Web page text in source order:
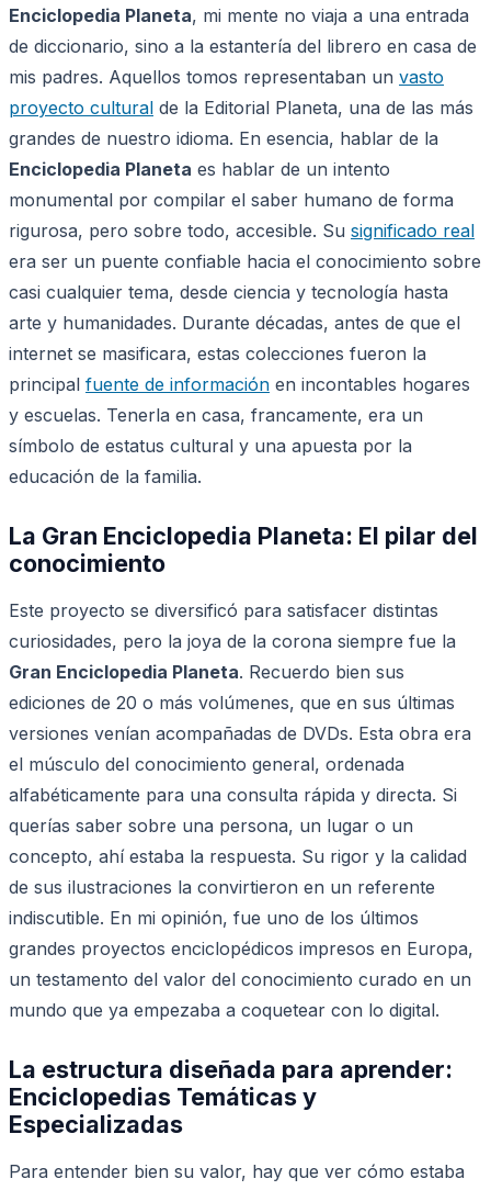
Enciclopedia Planeta, mi mente no viaja a una entrada
de diccionario, sino a la estantería del librero en casa de
mis padres. Aquellos tomos representaban un vasto
proyecto cultural de la Editorial Planeta, una de las más
grandes de nuestro idioma. En esencia, hablar de la
Enciclopedia Planeta es hablar de un intento
monumental por compilar el saber humano de forma
rigurosa, pero sobre todo, accesible. Su significado real
era ser un puente confiable hacia el conocimiento sobre
casi cualquier tema, desde ciencia y tecnología hasta
arte y humanidades. Durante décadas, antes de que el
internet se masificara, estas colecciones fueron la
principal fuente de información en incontables hogares
y escuelas. Tenerla en casa, francamente, era un
símbolo de estatus cultural y una apuesta por la
educación de la familia.
La Gran Enciclopedia Planeta: El pilar del
conocimiento
Este proyecto se diversificó para satisfacer distintas
curiosidades, pero la joya de la corona siempre fue la
Gran Enciclopedia Planeta. Recuerdo bien sus
ediciones de 20 o más volúmenes, que en sus últimas
versiones venían acompañadas de DVDs. Esta obra era
el músculo del conocimiento general, ordenada
alfabéticamente para una consulta rápida y directa. Si
querías saber sobre una persona, un lugar o un
concepto, ahí estaba la respuesta. Su rigor y la calidad
de sus ilustraciones la convirtieron en un referente
indiscutible. En mi opinión, fue uno de los últimos
grandes proyectos enciclopédicos impresos en Europa,
un testamento del valor del conocimiento curado en un
mundo que ya empezaba a coquetear con lo digital.
La estructura diseñada para aprender:
Enciclopedias Temáticas y
Especializadas
Para entender bien su valor, hay que ver cómo estaba